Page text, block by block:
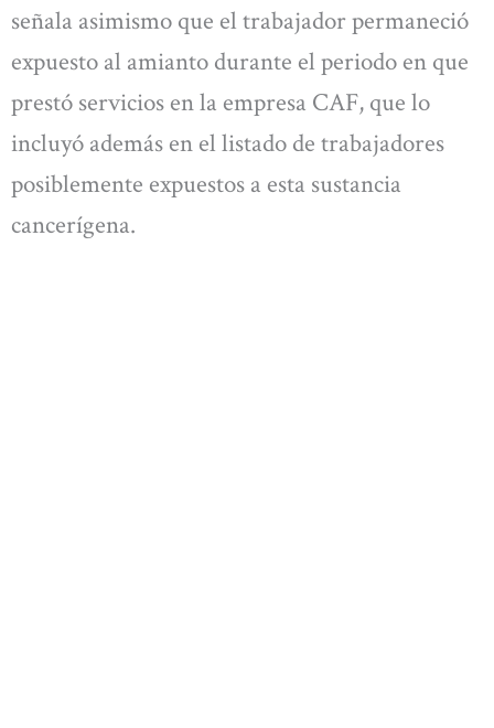
señala asimismo que el trabajador permaneció
expuesto al amianto durante el periodo en que
prestó servicios en la empresa CAF, que lo
incluyó además en el listado de trabajadores
posiblemente expuestos a esta sustancia
cancerígena.